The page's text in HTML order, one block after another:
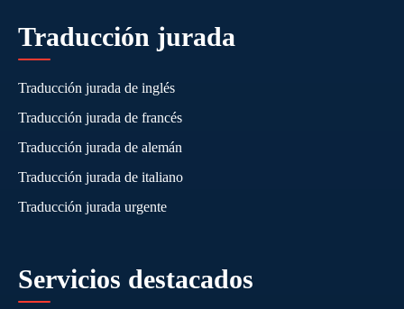
Traducción jurada
Traducción jurada de inglés
Traducción jurada de francés
Traducción jurada de alemán
Traducción jurada de italiano
Traducción jurada urgente
Servicios destacados